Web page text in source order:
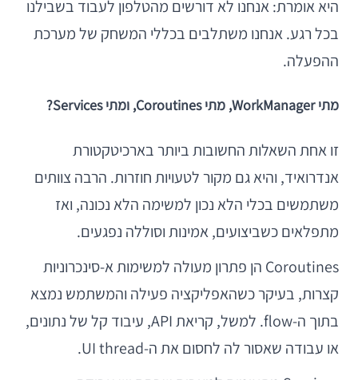
היא אומרת: אנחנו לא דורשים מהטלפון לעבוד בשבילנו
בכל רגע. אנחנו משתלבים בכללי המשחק של מערכת
ההפעלה.
מתי WorkManager, מתי Coroutines, ומתי Services?
זו אחת השאלות החשובות ביותר בארכיטקטורת
אנדרואיד, והיא גם מקור לטעויות חוזרות. הרבה צוותים
משתמשים בכלי הלא נכון למשימה הלא נכונה, ואז
מתפלאים כשביצועים, אמינות וסוללה נפגעים.
Coroutines הן פתרון מעולה למשימות א-סינכרוניות
קצרות, בעיקר כשהאפליקציה פעילה והמשתמש נמצא
בתוך ה-flow. למשל, קריאת API, עיבוד קל של נתונים,
או עבודה שאסור לה לחסום את ה-UI thread.